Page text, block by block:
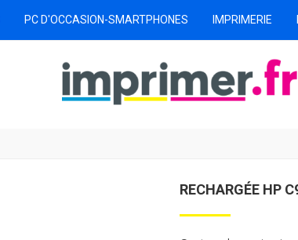
PC D'OCCASION-SMARTPHONES IMPRIMERIE
RECHARGÉE HP